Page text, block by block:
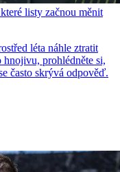
listy začnou měnit
léta náhle ztratit
hnojivu, prohlédněte si,
často skrývá odpověď.